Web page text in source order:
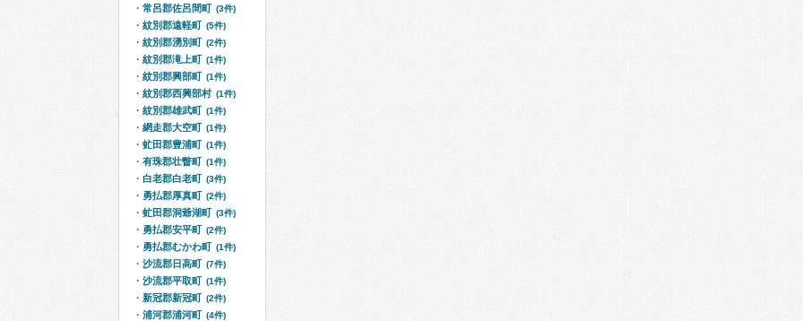
常呂郡佐呂間町 (3件)
紋別郡遠軽町 (5件)
紋別郡湧別町 (2件)
紋別郡滝上町 (1件)
紋別郡興部町 (1件)
紋別郡西興部村 (1件)
紋別郡雄武町 (1件)
網走郡大空町 (1件)
虻田郡豊浦町 (1件)
有珠郡壮瞥町 (1件)
白老郡白老町 (3件)
勇払郡厚真町 (2件)
虻田郡洞爺湖町 (3件)
勇払郡安平町 (2件)
勇払郡むかわ町 (1件)
沙流郡日高町 (7件)
沙流郡平取町 (1件)
新冠郡新冠町 (2件)
浦河郡浦河町 (4件)